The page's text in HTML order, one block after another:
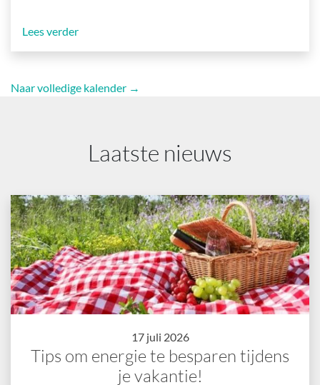
Lees verder
Naar volledige kalender →
Laatste nieuws
17 juli 2026
Tips om energie te besparen tijdens
je vakantie!